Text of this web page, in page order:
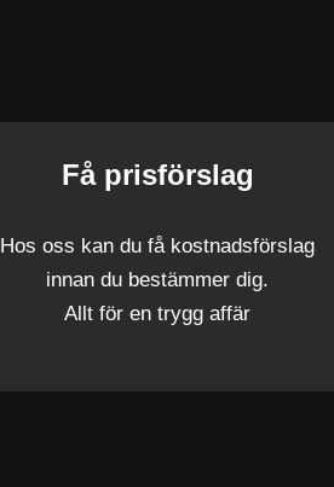
Få prisförslag
Hos oss kan du få kostnadsförslag
innan du bestämmer dig.
Allt för en trygg affär